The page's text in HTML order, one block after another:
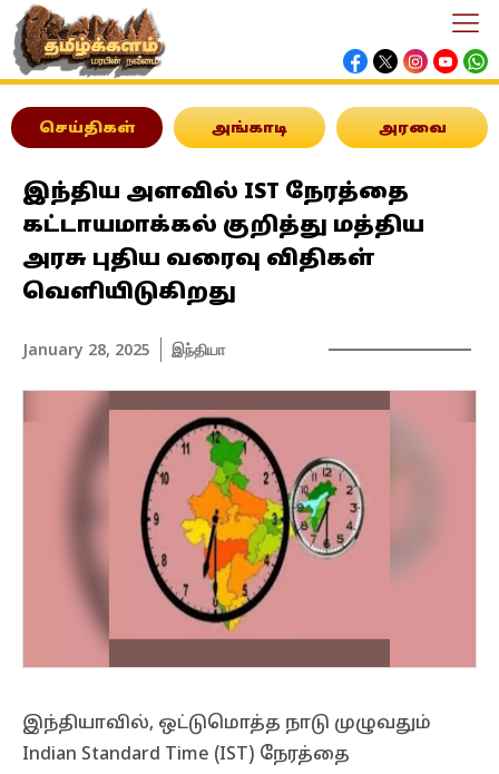
செய்திகள் அங்காடி அரவை
இந்திய அளவில் IST நேரத்தை
கட்டாயமாக்கல் குறித்து மத்திய
அரசு புதிய வரைவு விதிகள்
வெளியிடுகிறது
January 28, 2025 இந்தியா
இந்தியாவில், ஒட்டுமொத்த நாடு முழுவதும்
Indian Standard Time (IST) நேரத்தை